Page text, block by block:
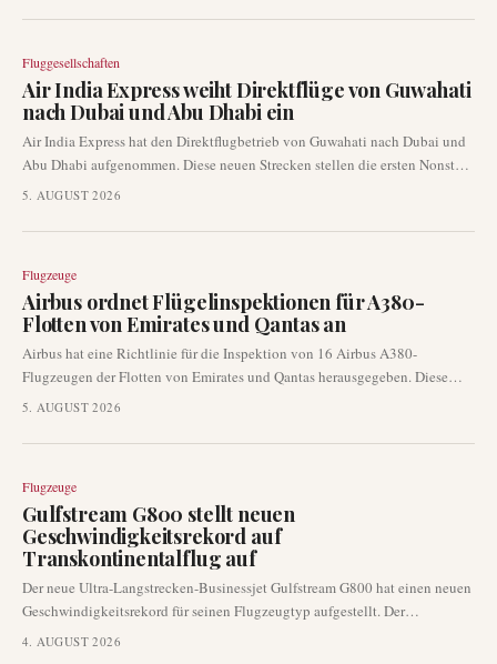
robuste Erholung und das Wachstum der internationalen
Fluggesellschaften
Air India Express weiht Direktflüge von Guwahati
nach Dubai und Abu Dhabi ein
Air India Express hat den Direktflugbetrieb von Guwahati nach Dubai und
Abu Dhabi aufgenommen. Diese neuen Strecken stellen die ersten Nonstop-
Verbindungen zwischen Nordostindien und dem Golf dar und verbessern
5. AUGUST 2026
Flugzeuge
Airbus ordnet Flügelinspektionen für A380-
Flotten von Emirates und Qantas an
Airbus hat eine Richtlinie für die Inspektion von 16 Airbus A380-
Flugzeugen der Flotten von Emirates und Qantas herausgegeben. Diese
Anordnung folgt der Entdeckung von Flügelrissen am Superjumbo und
5. AUGUST 2026
Flugzeuge
Gulfstream G800 stellt neuen
Geschwindigkeitsrekord auf
Transkontinentalflug auf
Der neue Ultra-Langstrecken-Businessjet Gulfstream G800 hat einen neuen
Geschwindigkeitsrekord für seinen Flugzeugtyp aufgestellt. Der
beeindruckende Flug führte über 6.640 Seemeilen von Savannah, Georgia,
4. AUGUST 2026